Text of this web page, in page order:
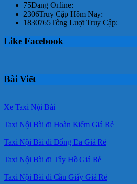
75Đang Online:
2306Truy Cập Hôm Nay:
1830765Tổng Lượt Truy Cập:
Like Facebook
Bài Viết
Xe Taxi Nội Bài
Taxi Nội Bài đi Hoàn Kiếm Giá Rẻ
Taxi Nội Bài đi Đống Đa Giá Rẻ
Taxi Nội Bài đi Tây Hồ Giá Rẻ
Taxi Nội Bài đi Cầu Giấy Giá Rẻ